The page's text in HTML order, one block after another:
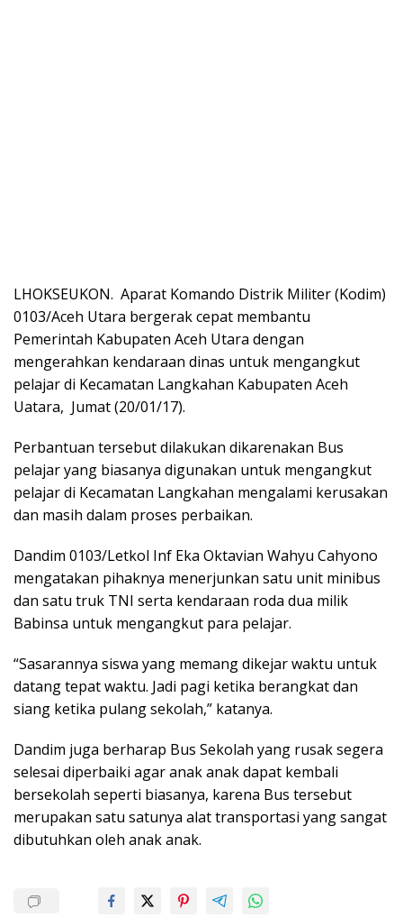
LHOKSEUKON. Aparat Komando Distrik Militer (Kodim)
0103/Aceh Utara bergerak cepat membantu
Pemerintah Kabupaten Aceh Utara dengan
mengerahkan kendaraan dinas untuk mengangkut
pelajar di Kecamatan Langkahan Kabupaten Aceh
Uatara, Jumat (20/01/17).
Perbantuan tersebut dilakukan dikarenakan Bus
pelajar yang biasanya digunakan untuk mengangkut
pelajar di Kecamatan Langkahan mengalami kerusakan
dan masih dalam proses perbaikan.
Dandim 0103/Letkol Inf Eka Oktavian Wahyu Cahyono
mengatakan pihaknya menerjunkan satu unit minibus
dan satu truk TNI serta kendaraan roda dua milik
Babinsa untuk mengangkut para pelajar.
“Sasarannya siswa yang memang dikejar waktu untuk
datang tepat waktu. Jadi pagi ketika berangkat dan
siang ketika pulang sekolah,” katanya.
Dandim juga berharap Bus Sekolah yang rusak segera
selesai diperbaiki agar anak anak dapat kembali
bersekolah seperti biasanya, karena Bus tersebut
merupakan satu satunya alat transportasi yang sangat
dibutuhkan oleh anak anak.